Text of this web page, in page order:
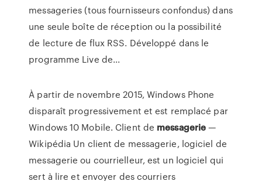
messageries (tous fournisseurs confondus) dans
une seule boîte de réception ou la possibilité
de lecture de flux RSS. Développé dans le
programme Live de...
À partir de novembre 2015, Windows Phone
disparaît progressivement et est remplacé par
Windows 10 Mobile. Client de messagerie—
Wikipédia Un client de messagerie, logiciel de
messagerie ou courrielleur, est un logiciel qui
sert à lire et envoyer des courriers